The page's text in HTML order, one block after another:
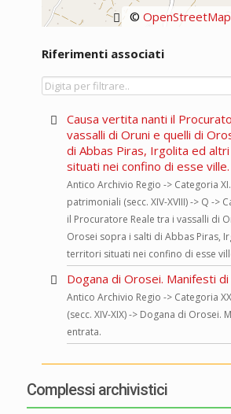
© OpenStreetMap
Riferimenti associati
Causa vertita nanti il
vassalli di Oruni e quelli di
di Abbas Piras, Irgolita ed
situati nei confino di esse ville.
Antico Archivio Regio -> Categoria
patrimoniali (secc. XIV-XVIII) -> Q ->
il Procuratore Reale tra i vassalli di
Orosei sopra i salti di Abbas Piras,
territori situati nei confino di esse
Dogana di Orosei. Manifesti
Antico Archivio Regio -> Categoria
(secc. XIV-XIX) -> Dogana di Orosei.
entrata.
Complessi archivistici